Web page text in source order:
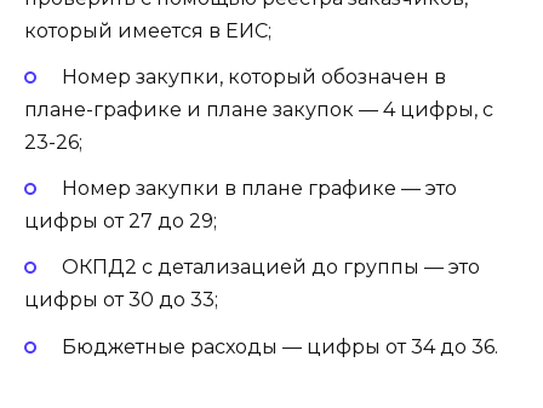
который имеется в ЕИС;
Номер закупки, который обозначен в
плане-графике и плане закупок — 4 цифры, с
23-26;
Номер закупки в плане графике — это
цифры от 27 до 29;
ОКПД2 с детализацией до группы — это
цифры от 30 до 33;
Бюджетные расходы — цифры от 34 до 36.